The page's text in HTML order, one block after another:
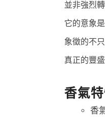
並非強烈
它的意象是
象徵的不
真正的豐
香氣
香